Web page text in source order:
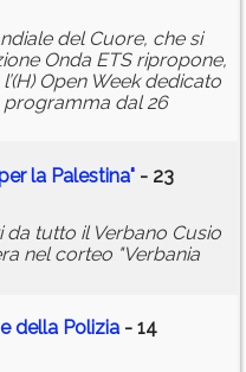
del Cuore, che si
Onda ETS ripropone,
Open Week dedicato
dal 26
la Palestina" - 23
tutto il Verbano Cusio
nel corteo "Verbania
della Polizia - 14